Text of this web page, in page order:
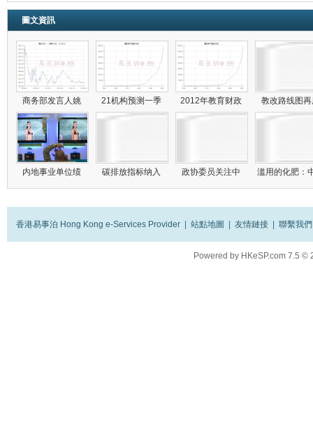
圖文資訊
商务部发言人姚 21机构预测一季 2012年教育财政 教改路线图
内地事业单位绩 碳排放指标纳入 政协委员关注中 滥用的化肥：
香港易事泊 Hong Kong e-Services Provider | 站點地圖 | 友情鏈接 | 聯繫我們
Powered by HKeSP.com 7.5 ©